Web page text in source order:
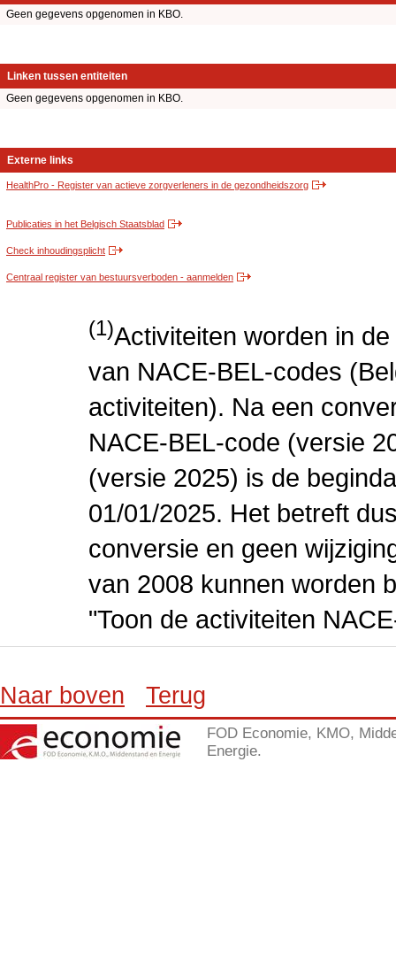
Geen gegevens opgenomen in KBO.
Linken tussen entiteiten
Geen gegevens opgenomen in KBO.
Externe links
HealthPro - Register van actieve zorgverleners in de gezondheidszorg
Publicaties in het Belgisch Staatsblad
Check inhoudingsplicht
Centraal register van bestuursverboden - aanmelden
(1)Activiteiten worden in
van NACE-BEL-codes
activiteiten). Na een
NACE-BEL-code (versie
(versie 2025) is de
01/01/2025. Het betreft
conversie en geen
van 2008 kunnen worden
"Toon de activiteiten
Naar boven Terug
FOD Economie, KMO,
Energie.